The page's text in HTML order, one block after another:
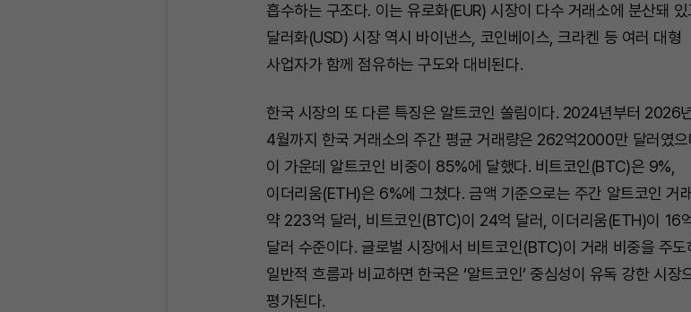
흡수하는 구조다. 이는 유로화(EUR) 시장이 다수 거래소에 분산돼 있
달러화(USD) 시장 역시 바이낸스, 코인베이스, 크라켄 등 여러 대형
사업자가 함께 점유하는 구도와 대비된다.
한국 시장의 또 다른 특징은 알트코인 쏠림이다. 2024년부터 2026
4월까지 한국 거래소의 주간 평균 거래량은 262억2000만 달러였으
이 가운데 알트코인 비중이 85%에 달했다. 비트코인(BTC)은 9%,
이더리움(ETH)은 6%에 그쳤다. 금액 기준으로는 주간 알트코인 거
약 223억 달러, 비트코인(BTC)이 24억 달러, 이더리움(ETH)이 16
달러 수준이다. 글로벌 시장에서 비트코인(BTC)이 거래 비중을 주도
일반적 흐름과 비교하면 한국은 ‘알트코인’ 중심성이 유독 강한 시장
평가된다.